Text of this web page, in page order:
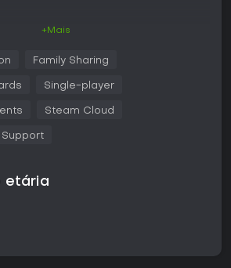
escolhas que moldam o rumo da
um guerreiro espartano
uma nobre Moon Elf, e Idril,
no lar élfico de High Lathión,
cenas chave. Dá para importar
com um resumo que simula
+Mais
Family Sharing
Single-player
Steam Cloud
Support
etária